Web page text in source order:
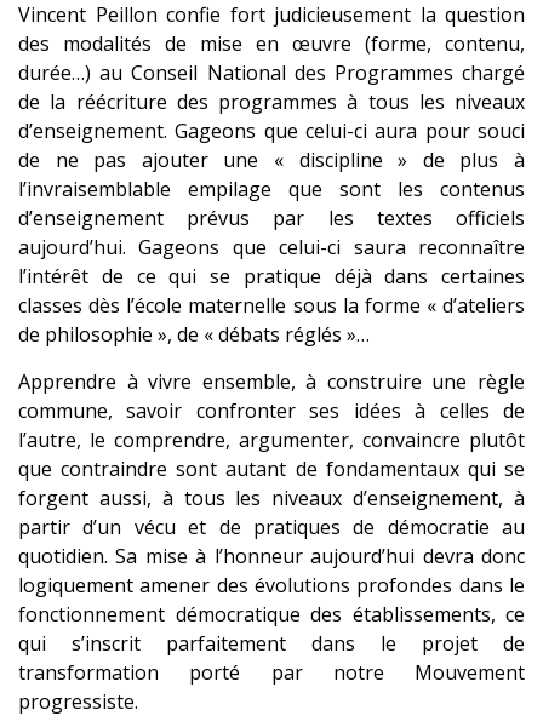
Vincent Peillon confie fort judicieusement la question
des modalités de mise en œuvre (forme, contenu,
durée…) au Conseil National des Programmes chargé
de la réécriture des programmes à tous les niveaux
d’enseignement. Gageons que celui-ci aura pour souci
de ne pas ajouter une « discipline » de plus à
l’invraisemblable empilage que sont les contenus
d’enseignement prévus par les textes officiels
aujourd’hui. Gageons que celui-ci saura reconnaître
l’intérêt de ce qui se pratique déjà dans certaines
classes dès l’école maternelle sous la forme « d’ateliers
de philosophie », de « débats réglés »…
Apprendre à vivre ensemble, à construire une règle
commune, savoir confronter ses idées à celles de
l’autre, le comprendre, argumenter, convaincre plutôt
que contraindre sont autant de fondamentaux qui se
forgent aussi, à tous les niveaux d’enseignement, à
partir d’un vécu et de pratiques de démocratie au
quotidien. Sa mise à l’honneur aujourd’hui devra donc
logiquement amener des évolutions profondes dans le
fonctionnement démocratique des établissements, ce
qui s’inscrit parfaitement dans le projet de
transformation porté par notre Mouvement
progressiste.